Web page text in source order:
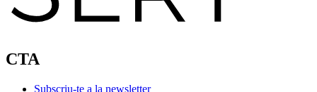
CTA
Subscriu-te a la newsletter